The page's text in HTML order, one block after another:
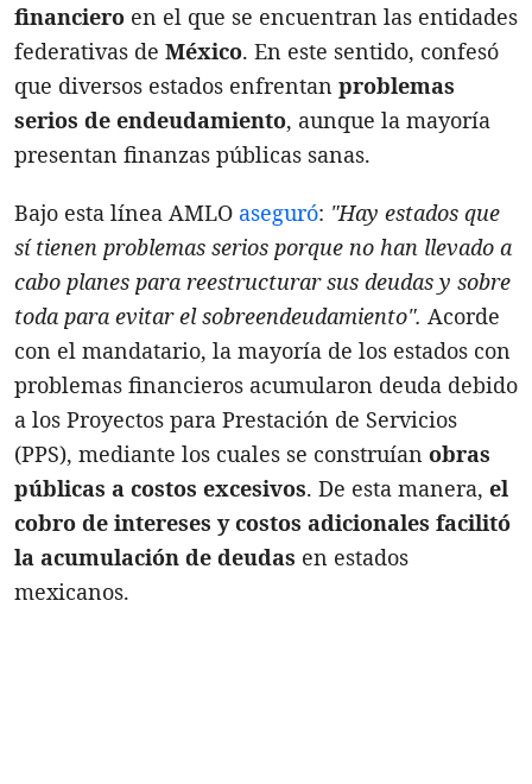
financiero en el que se encuentran las entidades
federativas de México. En este sentido, confesó
que diversos estados enfrentan problemas
serios de endeudamiento, aunque la mayoría
presentan finanzas públicas sanas.
Bajo esta línea AMLO aseguró: "Hay estados que
sí tienen problemas serios porque no han llevado a
cabo planes para reestructurar sus deudas y sobre
toda para evitar el sobreendeudamiento". Acorde
con el mandatario, la mayoría de los estados con
problemas financieros acumularon deuda debido
a los Proyectos para Prestación de Servicios
(PPS), mediante los cuales se construían obras
públicas a costos excesivos. De esta manera, el
cobro de intereses y costos adicionales facilitó
la acumulación de deudas en estados
mexicanos.